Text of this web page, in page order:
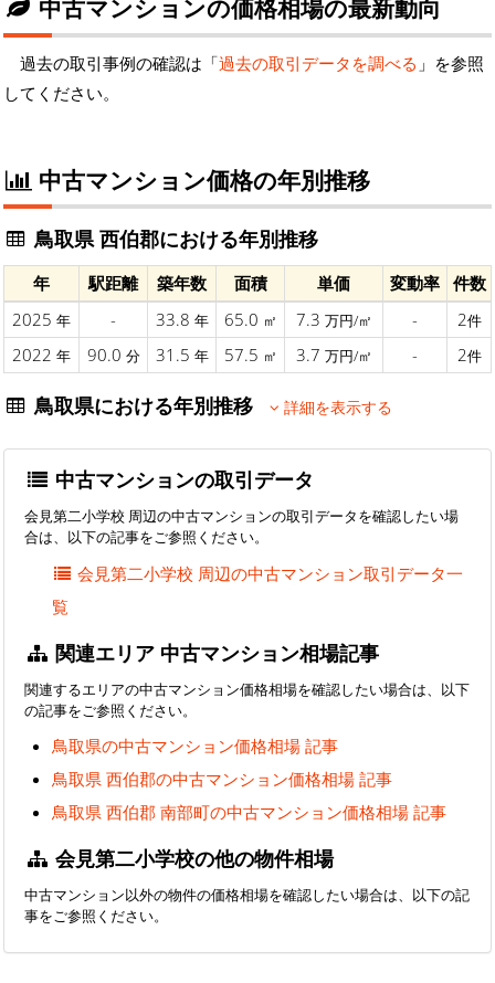
中古マンションの価格相場の最新動向
過去の取引事例の確認は「過去の取引データを調べる 」を参照
してください。
中古マンション価格の年別推移
鳥取県 西伯郡における年別推移
年 駅距離 築年数 面積 単価 変動率 件数
2025 年 - 33.8 年 65.0 ㎡ 7.3 万円/㎡ - 2件
2022 年 90.0 分 31.5 年 57.5 ㎡ 3.7 万円/㎡ - 2件
鳥取県における年別推移 詳細を表示する
中古マンションの取引データ
会見第二小学校 周辺の中古マンションの取引データを確認したい場
合は、以下の記事をご参照ください。
会見第二小学校 周辺の中古マンション取引データ一
覧
関連エリア 中古マンション相場記事
関連するエリアの中古マンション価格相場を確認したい場合は、以下
の記事をご参照ください。
鳥取県の中古マンション価格相場 記事
鳥取県 西伯郡の中古マンション価格相場 記事
鳥取県 西伯郡 南部町の中古マンション価格相場 記事
会見第二小学校の他の物件相場
中古マンション以外の物件の価格相場を確認したい場合は、以下の記
事をご参照ください。